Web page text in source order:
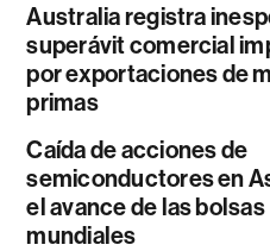
Australia registra
superávit comercial
por exportaciones de
primas
Caída de acciones de
semiconductores en
el avance de las bolsas
mundiales